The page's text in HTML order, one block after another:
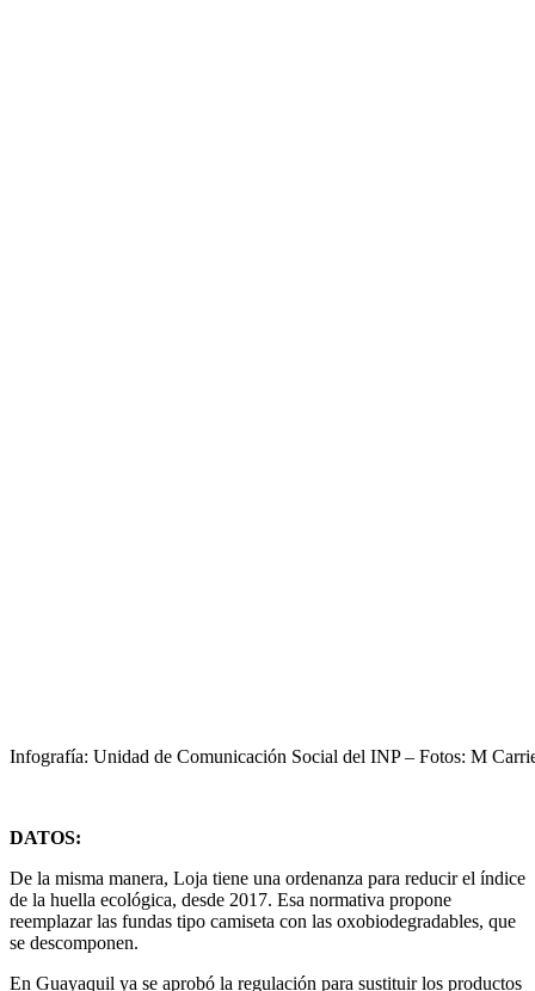
Infografía: Unidad de Comunicación Social del INP – Fotos: M
DATOS:
De la misma manera, Loja tiene una ordenanza para reducir el índice
de la huella ecológica, desde 2017. Esa normativa propone
reemplazar las fundas tipo camiseta con las oxobiodegradables, que
se descomponen.
En Guayaquil ya se aprobó la regulación para sustituir los productos